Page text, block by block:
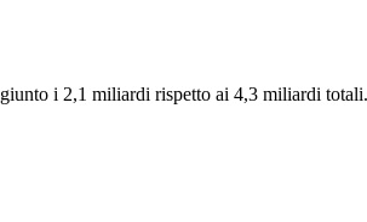
i 2,1 miliardi rispetto ai 4,3 miliardi totali.